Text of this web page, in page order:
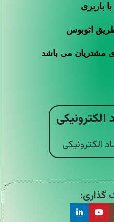
باربری
اتوبوس
مشتریان می باشد
الکترونیکی
گذاری: